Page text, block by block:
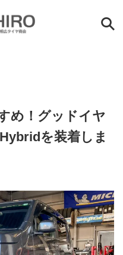
め！グッドイヤ
を装着しま